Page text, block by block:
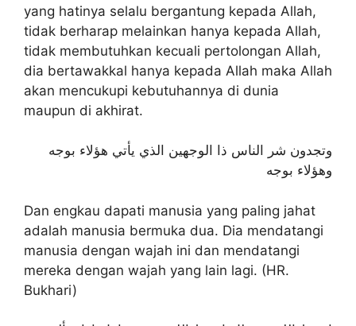
yang hatinya selalu bergantung kepada Allah,
tidak berharap melainkan hanya kepada Allah,
tidak membutuhkan kecuali pertolongan Allah,
dia bertawakkal hanya kepada Allah maka Allah
akan mencukupi kebutuhannya di dunia
maupun di akhirat.
وتجدون شر الناس ذا الوجهين الذي يأتي هؤلاء بوجه
وهؤلاء بوجه
Dan engkau dapati manusia yang paling jahat
adalah manusia bermuka dua. Dia mendatangi
manusia dengan wajah ini dan mendatangi
mereka dengan wajah yang lain lagi. (HR.
Bukhari)